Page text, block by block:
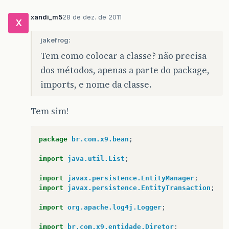
X
xandi_m528 de dez. de 2011
jakefrog:
Tem como colocar a classe? não precisa
dos métodos, apenas a parte do package,
imports, e nome da classe.
Tem sim!
package br.com.x9.bean ;
import java.util.List ;
import javax.persistence.EntityManager ;
import
javax.persistence.EntityTransaction ;
import org.apache.log4j.Logger ;
import br.com.x9.entidade.Diretor ;